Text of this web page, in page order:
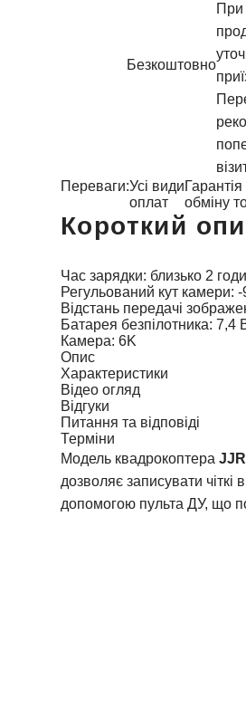
Безкоштовно
При
Переваги:Усі види
оплат
Гарантія
обміну
Короткий
Час зарядки: близько 2
Регульований кут камери: -
Відстань передачі
Батарея безпілотника: 7,4
Камера: 6K
Опис
Характеристики
Відео огляд
Відгуки
Питання та відповіді
Терміни
Модель квадрокоптера
дозволяє записувати
допомогою пульта ДУ, що